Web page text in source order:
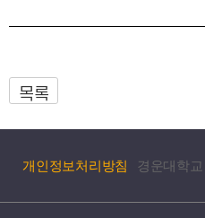
목록
개인정보처리방침 경운대학교